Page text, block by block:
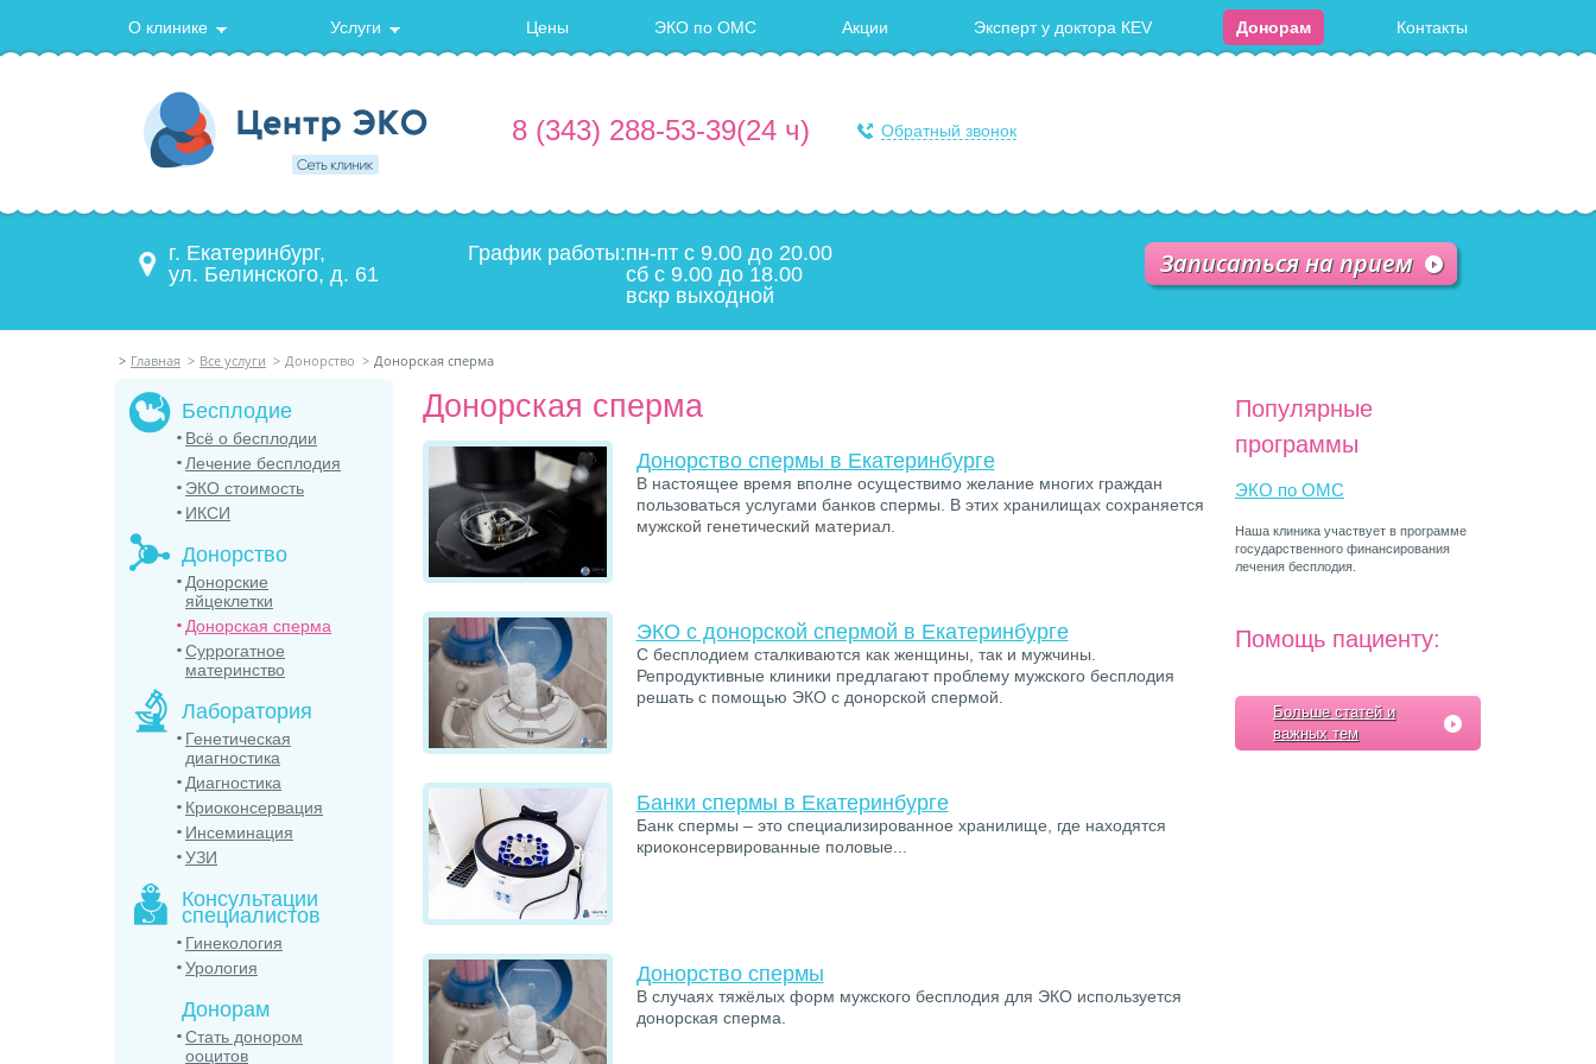
О клинике Услуги Цены ЭКО по ОМС Акции Эксперт у доктора КЕV Донорам Контакты
8 (343) 288-53-39(24 ч) Обратный звонок
г. Екатеринбург,
ул. Белинского, д. 61
График работы:пн-пт с 9.00 до 20.00
сб с 9.00 до 18.00
вскр выходной
Записаться на прием
> Главная > Все услуги > Донорство > Донорская сперма
Бесплодие
Всё о бесплодии
Лечение бесплодия
ЭКО стоимость
ИКСИ
Донорство
Донорские
яйцеклетки
Донорская сперма
Суррогатное
материнство
Лаборатория
Генетическая
диагностика
Диагностика
Криоконсервация
Инсеминация
УЗИ
Консультации
специалистов
Гинекология
Урология
Донорам
Стать донором
ооцитов
Донорская сперма
Донорство спермы в Екатеринбурге
В настоящее время вполне осуществимо желание многих граждан
пользоваться услугами банков спермы. В этих хранилищах сохраняется
мужской генетический материал.
ЭКО с донорской спермой в Екатеринбурге
С бесплодием сталкиваются как женщины, так и мужчины.
Репродуктивные клиники предлагают проблему мужского бесплодия
решать с помощью ЭКО с донорской спермой.
Банки спермы в Екатеринбурге
Банк спермы – это специализированное хранилище, где находятся
криоконсервированные половые...
Донорство спермы
В случаях тяжёлых форм мужского бесплодия для ЭКО используется
донорская сперма.
Популярные
программы
ЭКО по ОМС
Наша клиника участвует в программе
государственного финансирования
лечения бесплодия.
Помощь пациенту:
Больше статей и
важных тем